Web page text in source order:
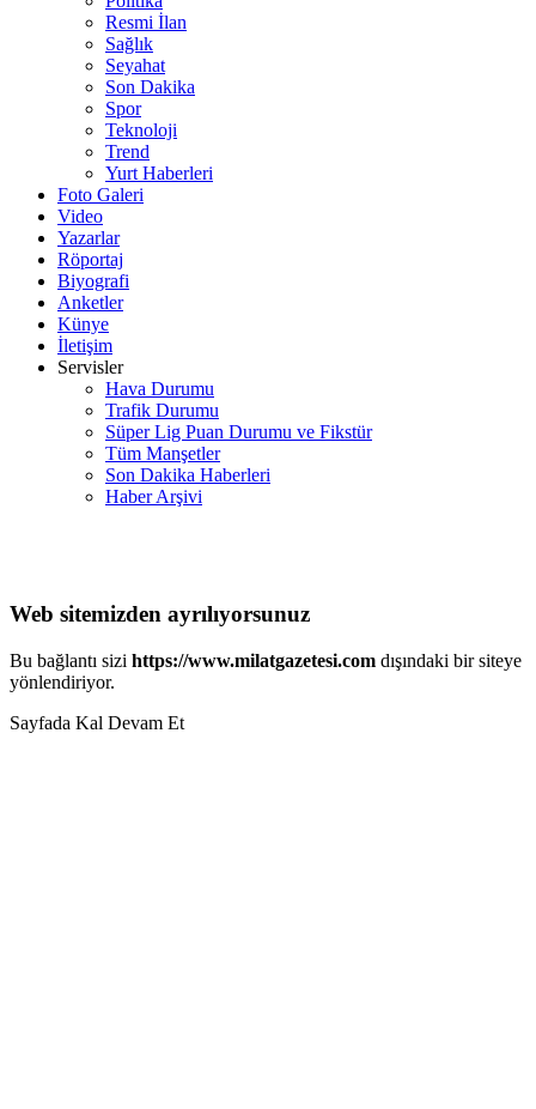
Resmi İlan
Sağlık
Seyahat
Son Dakika
Spor
Teknoloji
Trend
Yurt Haberleri
Foto Galeri
Video
Yazarlar
Röportaj
Biyografi
Anketler
Künye
İletişim
Servisler
Hava Durumu
Trafik Durumu
Süper Lig Puan Durumu ve Fikstür
Tüm Manşetler
Son Dakika Haberleri
Haber Arşivi
Web sitemizden ayrılıyorsunuz
Bu bağlantı sizi https://www.milatgazetesi.com dışındaki bir siteye
yönlendiriyor.
Sayfada Kal Devam Et